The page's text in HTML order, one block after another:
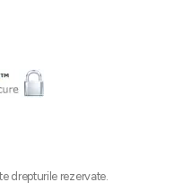
drepturile rezervate.